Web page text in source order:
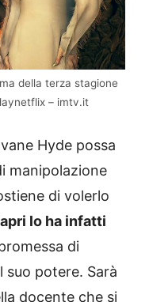
della terza stagione
– imtv.it
Hyde possa
manipolazione
di volerlo
lo ha infatti
di
potere. Sarà
docente che si